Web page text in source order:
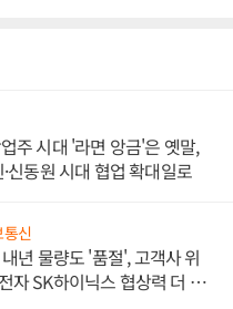
주 시대 '라면 앙금'은 옛말,
신동원 시대 협업 확대일로
통신
년 물량도 '품절', 고객사 위
자 SK하이닉스 협상력 더 키